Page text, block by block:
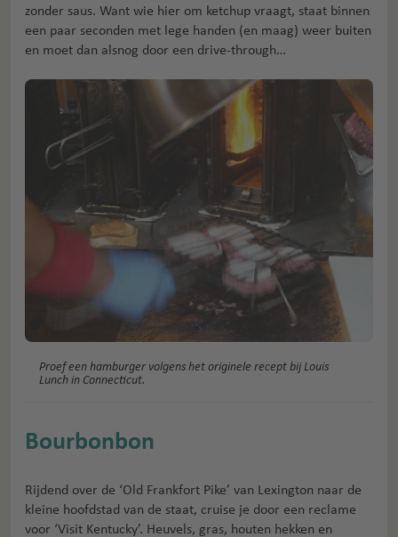
zonder saus. Want wie hier om ketchup vraagt, staat binnen
een paar seconden met lege handen (en maag) weer buiten
en moet dan alsnog door een drive-through…
Proef een hamburger volgens het originele recept bij Louis
Lunch in Connecticut.
Bourbonbon
Rijdend over de ‘Old Frankfort Pike’ van Lexington naar de
kleine hoofdstad van de staat, cruise je door een reclame
voor ‘Visit Kentucky’. Heuvels, gras, houten hekken en